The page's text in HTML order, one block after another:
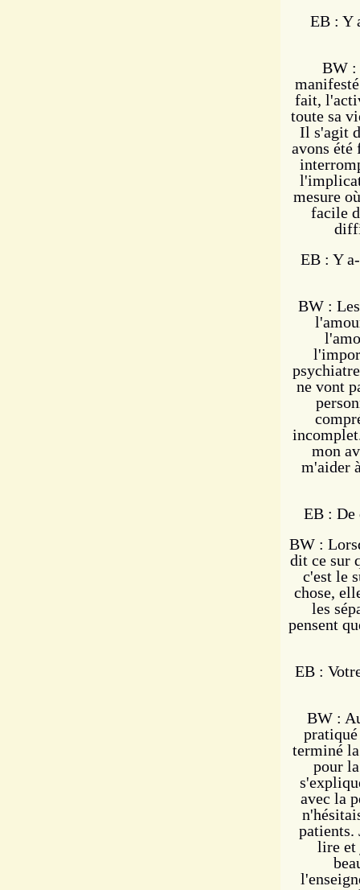
EB : Y
BW :
fait,
toute sa
Il s'agit
avons été
mesure
facile
EB : Y
BW :
ne vont
mon
m'aider
EB : De
BW :
dit ce sur
c'est le
chose,
les
pensent
EB :
BW :
terminé
pour
avec la
patients.
lire et